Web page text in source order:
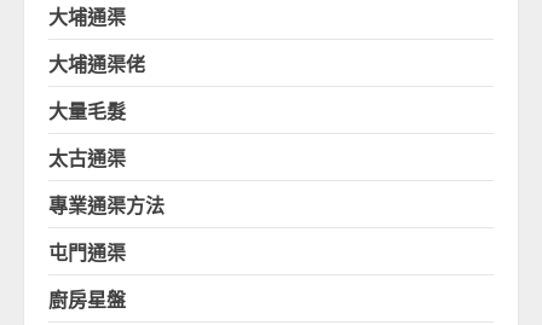
大埔通渠
大埔通渠佬
大量毛髮
太古通渠
專業通渠方法
屯門通渠
廚房星盤